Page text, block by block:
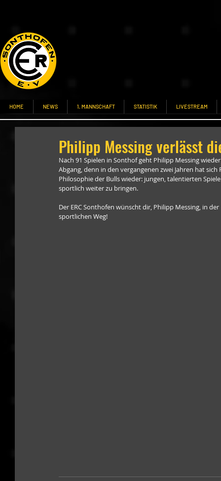
HOME NEWS 1. MANNSCHAFT STATISTIK LIVESTREAM
Philipp Messing verlässt
Nach 91 Spielen in Sonthof geht Philipp Messing
Abgang, denn in den vergangenen zwei Jahren hat
Philosophie der Bulls wieder: jungen, talentierten
sportlich weiter zu bringen.
Der ERC Sonthofen wünscht dir, Philipp Messing, in
sportlichen Weg!